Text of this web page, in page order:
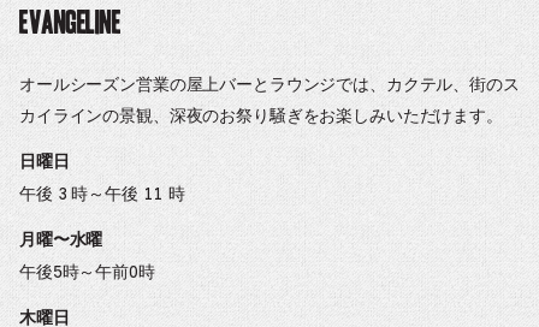
Evangeline
オールシーズン営業の屋上バーとラウンジでは、カクテル、街のス
カイラインの景観、深夜のお祭り騒ぎをお楽しみいただけます。
日曜日
午後 3 時～午後 11 時
月曜〜水曜
午後5時～午前0時
木曜日